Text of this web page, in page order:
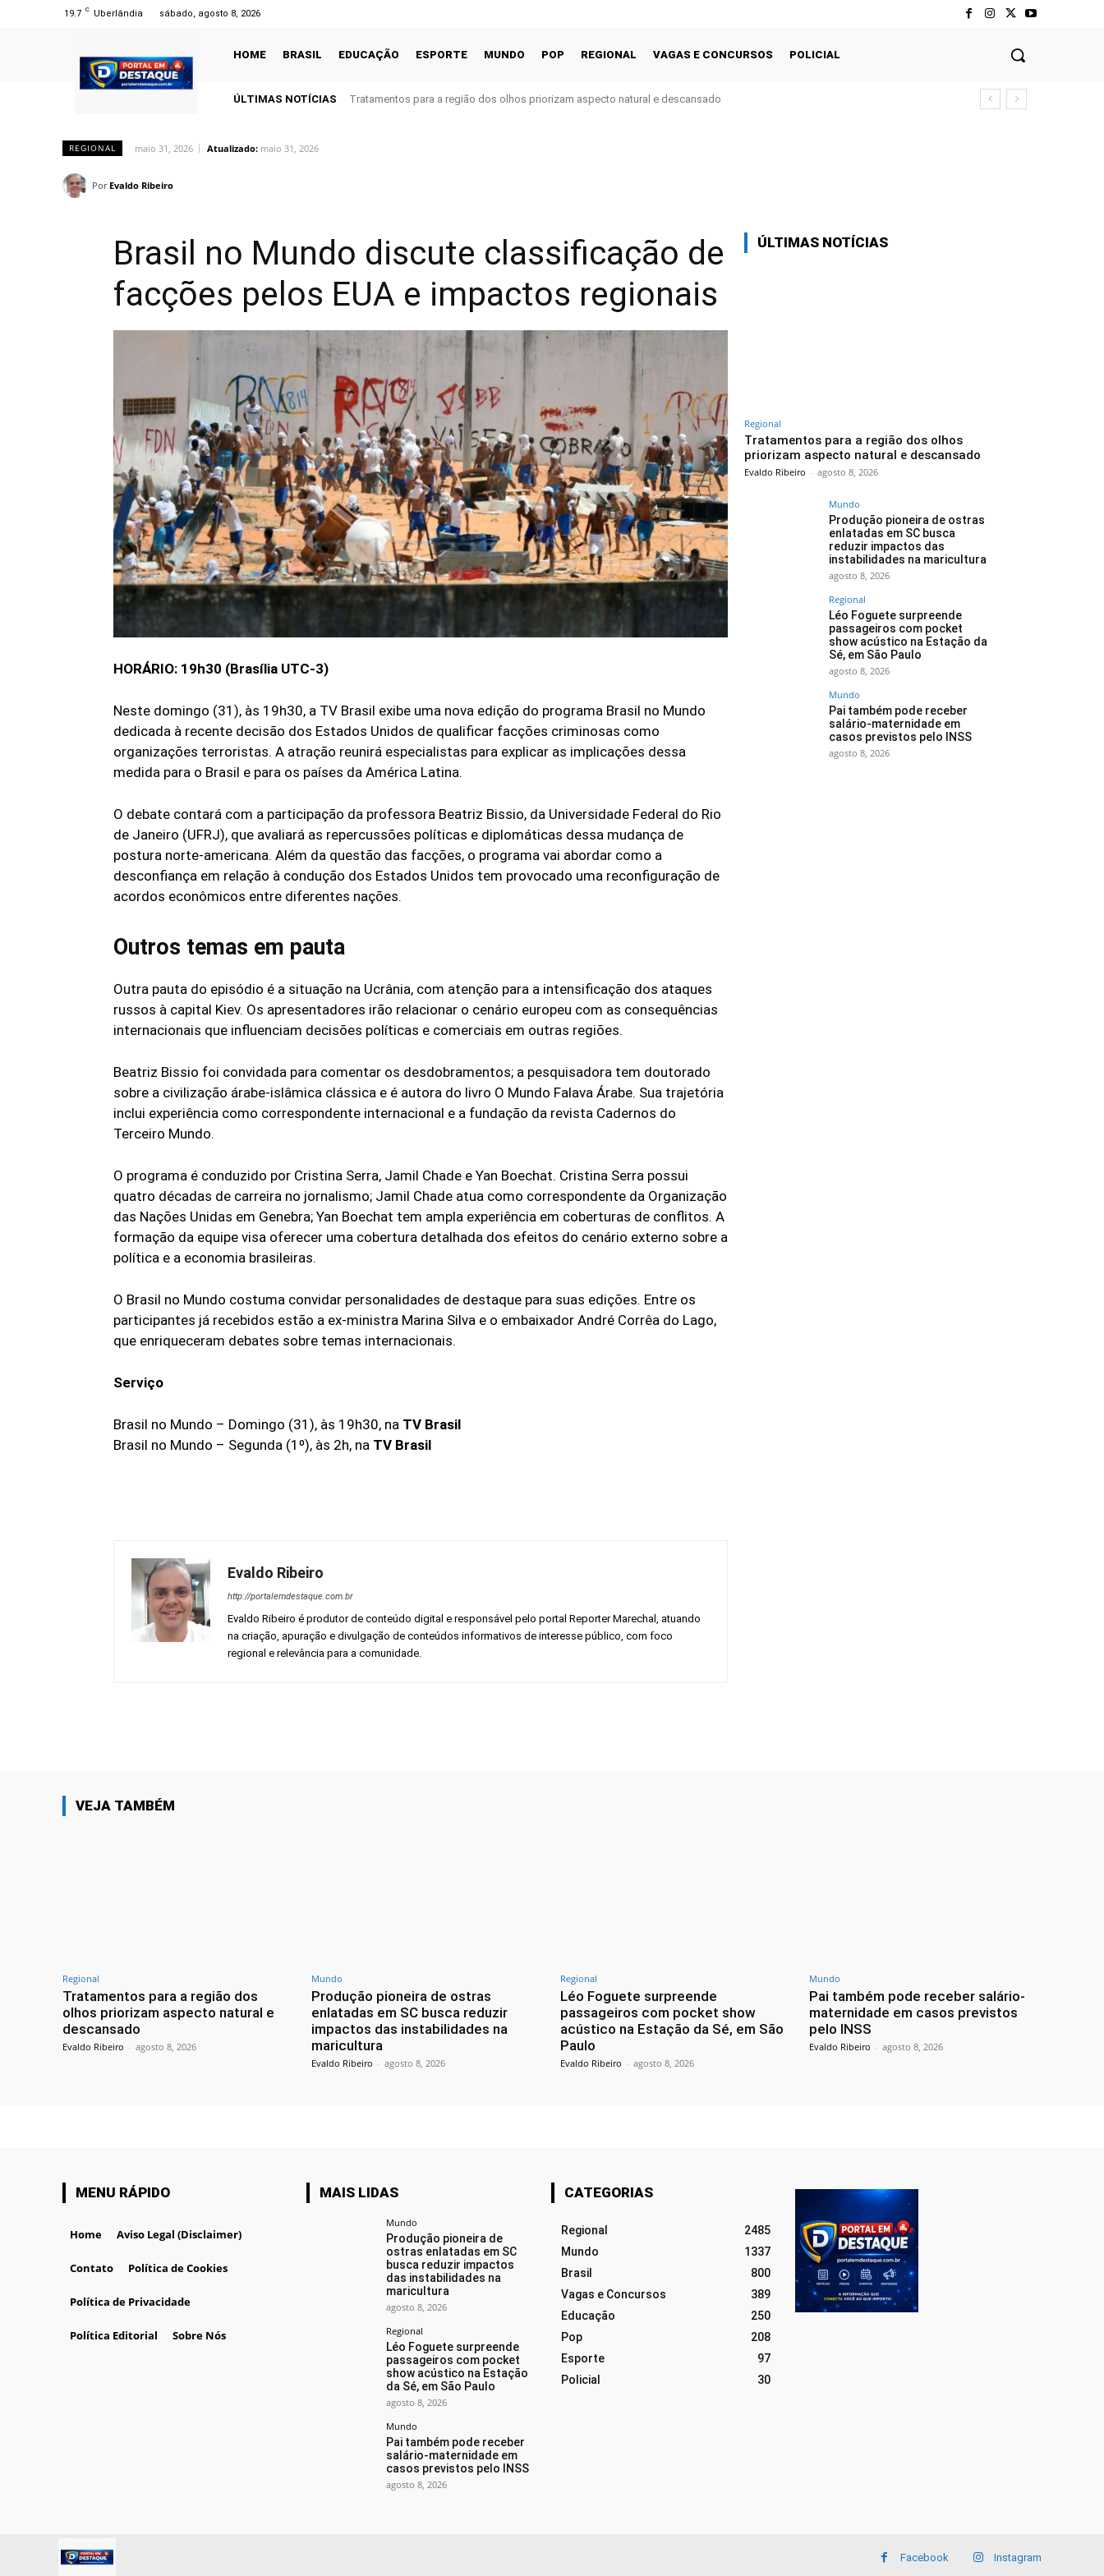
19.7 C Uberlândia sábado, agosto 8, 2026
HOME BRASIL EDUCAÇÃO ESPORTE MUNDO POP REGIONAL VAGAS E CONCURSOS POLICIAL
ÚLTIMAS NOTÍCIAS Tratamentos para a região dos olhos priorizam aspecto natural e descansado
REGIONAL maio 31, 2026 Atualizado: maio 31, 2026
Por Evaldo Ribeiro
Brasil no Mundo discute classificação de
facções pelos EUA e impactos regionais
HORÁRIO: 19h30 (Brasília UTC-3)
Neste domingo (31), às 19h30, a TV Brasil exibe uma nova edição do programa Brasil no Mundo
dedicada à recente decisão dos Estados Unidos de qualificar facções criminosas como
organizações terroristas. A atração reunirá especialistas para explicar as implicações dessa
medida para o Brasil e para os países da América Latina.
O debate contará com a participação da professora Beatriz Bissio, da Universidade Federal do Rio
de Janeiro (UFRJ), que avaliará as repercussões políticas e diplomáticas dessa mudança de
postura norte-americana. Além da questão das facções, o programa vai abordar como a
desconfiança em relação à condução dos Estados Unidos tem provocado uma reconfiguração de
acordos econômicos entre diferentes nações.
Outros temas em pauta
Outra pauta do episódio é a situação na Ucrânia, com atenção para a intensificação dos ataques
russos à capital Kiev. Os apresentadores irão relacionar o cenário europeu com as consequências
internacionais que influenciam decisões políticas e comerciais em outras regiões.
Beatriz Bissio foi convidada para comentar os desdobramentos; a pesquisadora tem doutorado
sobre a civilização árabe-islâmica clássica e é autora do livro O Mundo Falava Árabe. Sua trajetória
inclui experiência como correspondente internacional e a fundação da revista Cadernos do
Terceiro Mundo.
O programa é conduzido por Cristina Serra, Jamil Chade e Yan Boechat. Cristina Serra possui
quatro décadas de carreira no jornalismo; Jamil Chade atua como correspondente da Organização
das Nações Unidas em Genebra; Yan Boechat tem ampla experiência em coberturas de conflitos. A
formação da equipe visa oferecer uma cobertura detalhada dos efeitos do cenário externo sobre a
política e a economia brasileiras.
O Brasil no Mundo costuma convidar personalidades de destaque para suas edições. Entre os
participantes já recebidos estão a ex-ministra Marina Silva e o embaixador André Corrêa do Lago,
que enriqueceram debates sobre temas internacionais.
Serviço
Brasil no Mundo – Domingo (31), às 19h30, na TV Brasil
Brasil no Mundo – Segunda (1º), às 2h, na TV Brasil
Evaldo Ribeiro
http://portalemdestaque.com.br
Evaldo Ribeiro é produtor de conteúdo digital e responsável pelo portal Reporter Marechal, atuando
na criação, apuração e divulgação de conteúdos informativos de interesse público, com foco
regional e relevância para a comunidade.
ÚLTIMAS NOTÍCIAS
Regional
Tratamentos para a região dos olhos
priorizam aspecto natural e descansado
Evaldo Ribeiro - agosto 8, 2026
Mundo
Produção pioneira de ostras
enlatadas em SC busca
reduzir impactos das
instabilidades na maricultura
agosto 8, 2026
Regional
Léo Foguete surpreende
passageiros com pocket
show acústico na Estação da
Sé, em São Paulo
agosto 8, 2026
Mundo
Pai também pode receber
salário-maternidade em
casos previstos pelo INSS
agosto 8, 2026
VEJA TAMBÉM
Regional
Tratamentos para a região dos
olhos priorizam aspecto natural e
descansado
Evaldo Ribeiro - agosto 8, 2026
Mundo
Produção pioneira de ostras
enlatadas em SC busca reduzir
impactos das instabilidades na
maricultura
Evaldo Ribeiro - agosto 8, 2026
Regional
Léo Foguete surpreende
passageiros com pocket show
acústico na Estação da Sé, em São
Paulo
Evaldo Ribeiro - agosto 8, 2026
Mundo
Pai também pode receber salário-
maternidade em casos previstos
pelo INSS
Evaldo Ribeiro - agosto 8, 2026
MENU RÁPIDO
Home Aviso Legal (Disclaimer)
Contato Política de Cookies
Política de Privacidade
Política Editorial Sobre Nós
MAIS LIDAS
Mundo
Produção pioneira de
ostras enlatadas em SC
busca reduzir impactos
das instabilidades na
maricultura
agosto 8, 2026
Regional
Léo Foguete surpreende
passageiros com pocket
show acústico na Estação
da Sé, em São Paulo
agosto 8, 2026
Mundo
Pai também pode receber
salário-maternidade em
casos previstos pelo INSS
agosto 8, 2026
CATEGORIAS
Regional
2485
Mundo
1337
Brasil
800
Vagas e Concursos
389
Educação
250
Pop
208
Esporte
97
Policial
30
Facebook Instagram